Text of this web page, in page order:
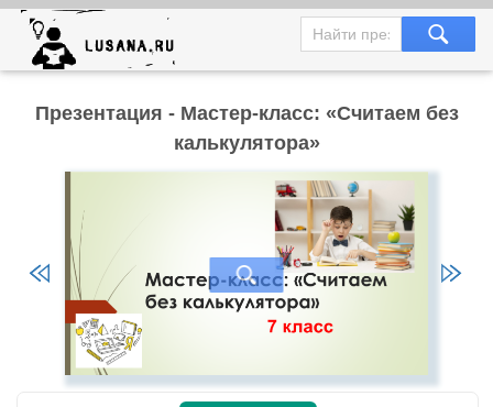
Презентация - Мастер-класс: «Считаем без
калькулятора»